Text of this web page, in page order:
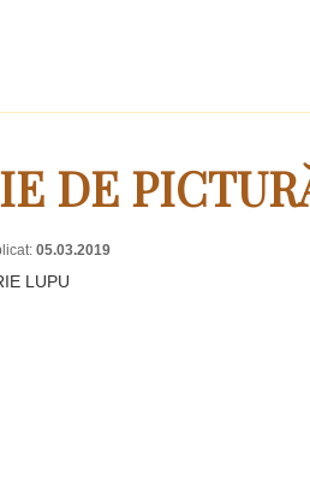
DE
05.03.2019
LUPU